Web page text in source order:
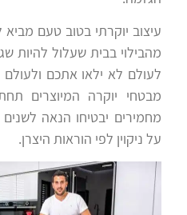
עיצוב יוקרתי בטוב טעם
מהבילוי בבית שעלול להיות
לעולם לא ילאו אתכם
מבטחי יוקרה המיוצרים
מחמירים יבטיחו הנאה
על ניקוין לפי הוראות היצרן.